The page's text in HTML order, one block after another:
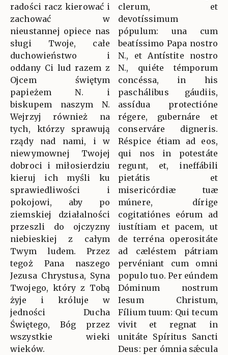
radości racz kierować i
zachować w
nieustannej opiece nas
sługi Twoje, całe
duchowieństwo i
oddany Ci lud razem z
Ojcem świętym
papieżem N. i
biskupem naszym N.
Wejrzyj również na
tych, którzy sprawują
rządy nad nami, i w
niewymownej Twojej
dobroci i miłosierdziu
kieruj ich myśli ku
sprawiedliwości i
pokojowi, aby po
ziemskiej działalności
przeszli do ojczyzny
niebieskiej z całym
Twym ludem. Przez
tegoż Pana naszego
Jezusa Chrystusa, Syna
Twojego, który z Tobą
żyje i króluje w
jedności Ducha
Świętego, Bóg przez
wszystkie wieki
wieków.
clerum, et
devotíssimum
pópulum: una cum
beatíssimo Papa nostro
N., et Antístite nostro
N., quiéte témporum
concéssa, in his
paschálibus gáudiis,
assídua protectióne
régere, gubernáre et
conserváre digneris.
Réspice étiam ad eos,
qui nos in potestáte
regunt, et, ineffábili
pietátis et
misericórdiæ tuæ
múnere, dírige
cogitatiónes eórum ad
iustítiam et pacem, ut
de terréna operositáte
ad cæléstem pátriam
pervéniant cum omni
populo tuo. Per eúndem
Dóminum nostrum
Iesum Christum,
Fílium tuum: Qui tecum
vivit et regnat in
unitáte Spíritus Sancti
Deus: per ómnia sǽcula